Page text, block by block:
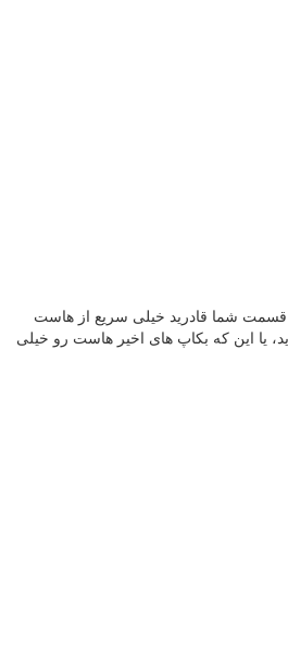
شما قادرید خیلی سریع از هاست
یا این که بکاپ های اخیر هاست رو خیلی